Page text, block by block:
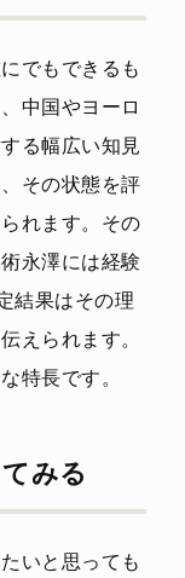
でもできるも
中国やヨーロ
る幅広い知見
その状態を評
れます。その
永澤には経験
結果はその理
えられます。
特長です。
みる
いと思っても